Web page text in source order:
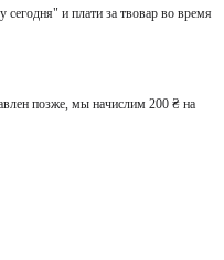
и плати за твовар во время
позже, мы начислим 200 ₴ на